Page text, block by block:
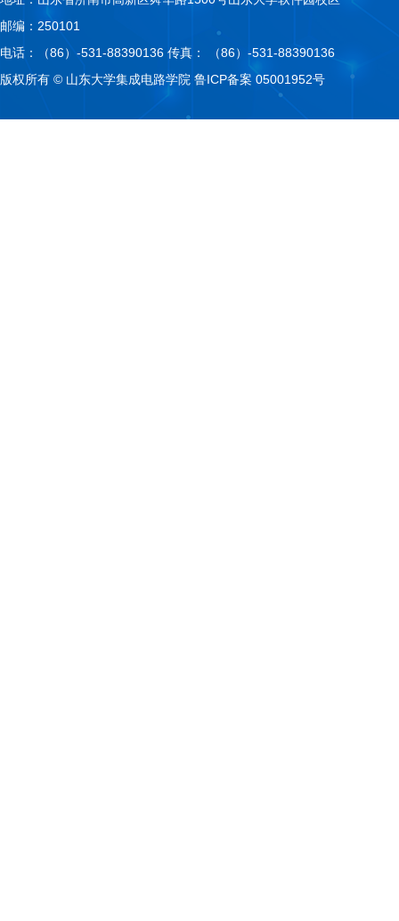
邮编：250101
电话：（86）-531-88390136 传真： （86）-531-88390136
版权所有 © 山东大学集成电路学院 鲁ICP备案 05001952号